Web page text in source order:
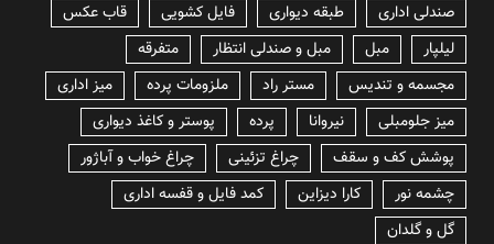
صندلی اداری
طبقه دیواری فایل کشویی
قاب عکس
لیلپار
مبل مبل و صندلی انتظار
متفرقه
مجسمه و تندیس
مستر راد ملزومات پرده
میز اداری
میز جلومبلی
نیروانا پرده
پوستر و کاغذ دیواری
پوشش کف و سقف
چراغ تزئینی
چراغ خواب و آباژور
چشمه نور
کارا دیزاین
کمد فایل و قفسه اداری
گل و گلدان